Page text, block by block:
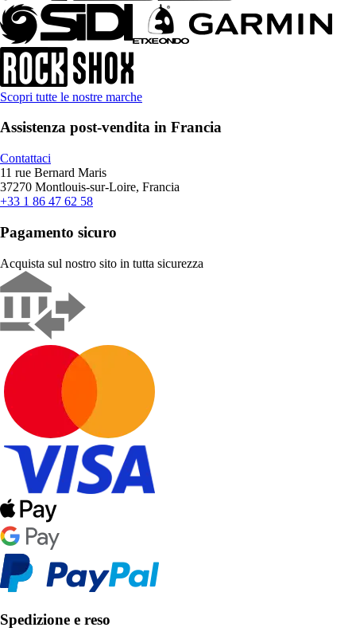
Scopri tutte le nostre marche
Assistenza post-vendita in Francia
Contattaci
11 rue Bernard Maris
37270 Montlouis-sur-Loire, Francia
+33 1 86 47 62 58
Pagamento sicuro
Acquista sul nostro sito in tutta sicurezza
Spedizione e reso